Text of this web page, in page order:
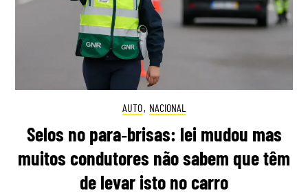
AUTO, NACIONAL
Selos no para‑brisas: lei mudou mas
muitos condutores não sabem que têm
de levar isto no carro